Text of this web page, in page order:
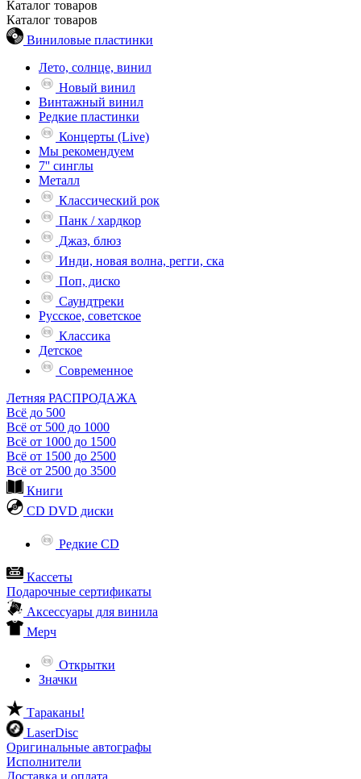
Каталог товаров
Каталог товаров
Виниловые пластинки
Лето, солнце, винил
Новый винил
Винтажный винил
Редкие пластинки
Концерты (Live)
Мы рекомендуем
7'' синглы
Металл
Классический рок
Панк / хардкор
Джаз, блюз
Инди, новая волна, регги, ска
Поп, диско
Саундтреки
Русское, советское
Классика
Детское
Современное
Летняя РАСПРОДАЖА
Всё до 500
Всё от 500 до 1000
Всё от 1000 до 1500
Всё от 1500 до 2500
Всё от 2500 до 3500
Книги
CD DVD диски
Редкие CD
Кассеты
Подарочные сертификаты
Аксессуары для винила
Мерч
Открытки
Значки
Тараканы!
LaserDisc
Оригинальные автографы
Исполнители
Доставка и оплата